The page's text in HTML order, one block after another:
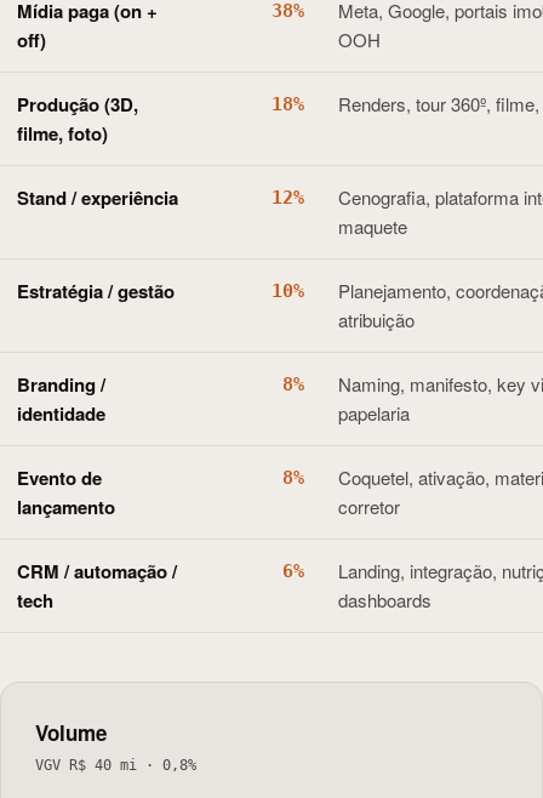
Mídia paga (on +
off)
38%
Meta, Google, portais
OOH
Produção (3D,
filme, foto)
18% Renders, tour 360º,
Stand / experiência 12%
Cenografia, plataforma
maquete
Estratégia / gestão 10%
Planejamento,
atribuição
Branding /
identidade
8%
Naming, manifesto, key
papelaria
Evento de
lançamento
8%
Coquetel, ativação,
corretor
CRM / automação /
tech
6%
Landing, integração,
dashboards
Volume
VGV R$ 40 mi · 0,8%